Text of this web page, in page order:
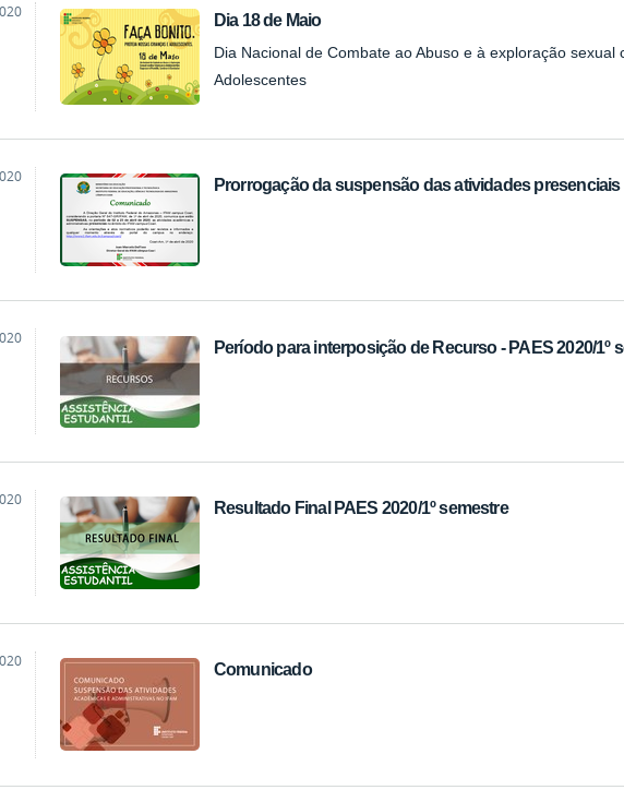
Dia 18 de Maio
Dia Nacional de Combate ao Abuso e à exploração sexual
Adolescentes
Prorrogação da suspensão das atividades presenciais
Período para interposição de Recurso - PAES 2020/1º
Resultado Final PAES 2020/1º semestre
Comunicado